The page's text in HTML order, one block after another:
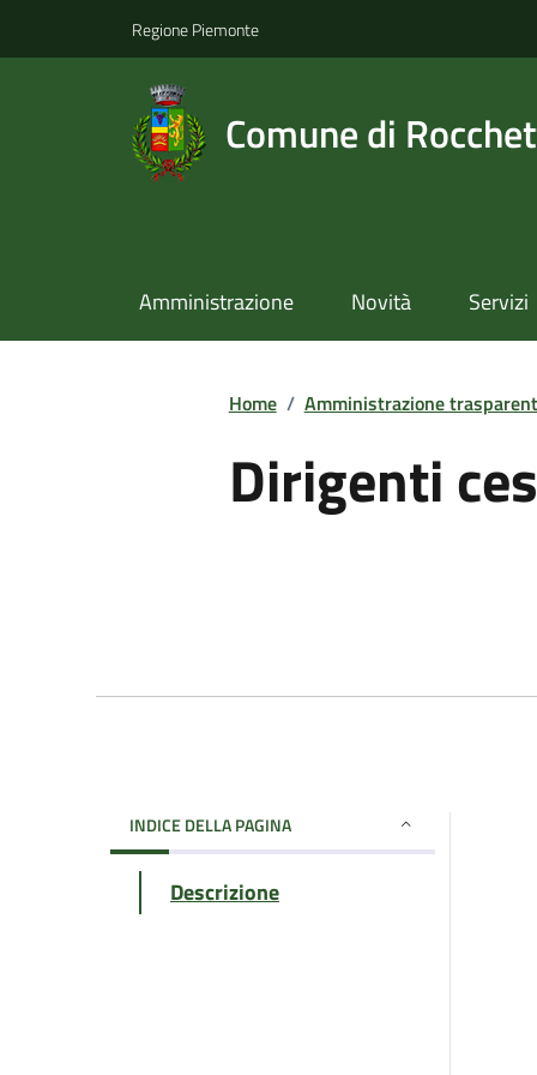
Regione Piemonte
Comune di
Amministrazione Novità Servizi
Home / Amministrazione
Dirigenti
INDICE DELLA PAGINA
Descrizione